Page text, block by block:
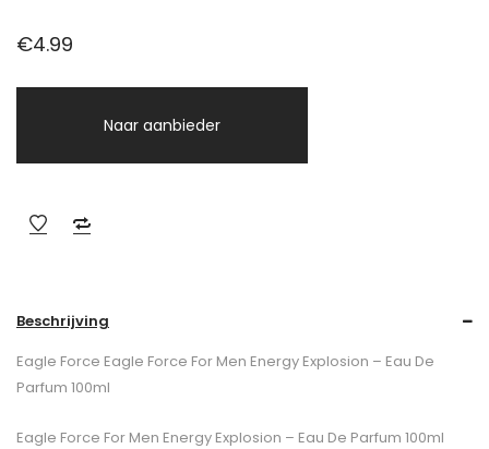
€4.99
Naar aanbieder
Beschrijving
Eagle Force Eagle Force For Men Energy Explosion – Eau De
Parfum 100ml
Eagle Force For Men Energy Explosion – Eau De Parfum 100ml